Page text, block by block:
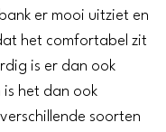
er mooi uitziet en
het comfortabel zit
is er dan ook
is het dan ook
soorten